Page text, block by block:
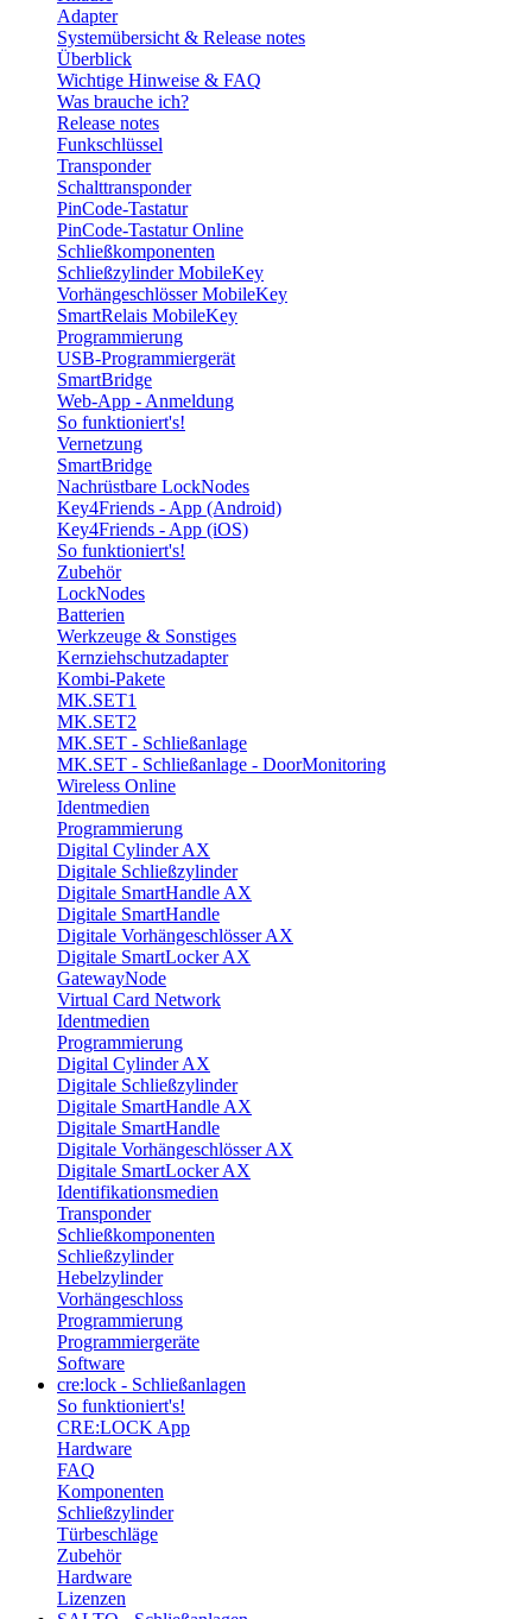
Adapter
Systemübersicht & Release notes
Überblick
Wichtige Hinweise & FAQ
Was brauche ich?
Release notes
Funkschlüssel
Transponder
Schalttransponder
PinCode-Tastatur
PinCode-Tastatur Online
Schließkomponenten
Schließzylinder MobileKey
Vorhängeschlösser MobileKey
SmartRelais MobileKey
Programmierung
USB-Programmiergerät
SmartBridge
Web-App - Anmeldung
So funktioniert's!
Vernetzung
SmartBridge
Nachrüstbare LockNodes
Key4Friends - App (Android)
Key4Friends - App (iOS)
So funktioniert's!
Zubehör
LockNodes
Batterien
Werkzeuge & Sonstiges
Kernziehschutzadapter
Kombi-Pakete
MK.SET1
MK.SET2
MK.SET - Schließanlage
MK.SET - Schließanlage - DoorMonitoring
Wireless Online
Identmedien
Programmierung
Digital Cylinder AX
Digitale Schließzylinder
Digitale SmartHandle AX
Digitale SmartHandle
Digitale Vorhängeschlösser AX
Digitale SmartLocker AX
GatewayNode
Virtual Card Network
Identmedien
Programmierung
Digital Cylinder AX
Digitale Schließzylinder
Digitale SmartHandle AX
Digitale SmartHandle
Digitale Vorhängeschlösser AX
Digitale SmartLocker AX
Identifikationsmedien
Transponder
Schließkomponenten
Schließzylinder
Hebelzylinder
Vorhängeschloss
Programmierung
Programmiergeräte
Software
cre:lock - Schließanlagen
So funktioniert's!
CRE:LOCK App
Hardware
FAQ
Komponenten
Schließzylinder
Türbeschläge
Zubehör
Hardware
Lizenzen